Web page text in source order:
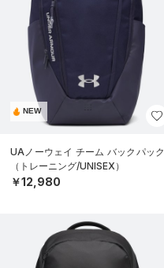
NEW
UAノーウェイ チーム バックパック
（トレーニング/UNISEX）
￥12,980